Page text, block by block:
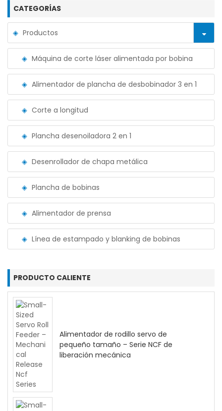
CATEGORÍAS
Productos
Máquina de corte láser alimentada por bobina
Alimentador de plancha de desbobinador 3 en 1
Corte a longitud
Plancha desenoiladora 2 en 1
Desenrollador de chapa metálica
Plancha de bobinas
Alimentador de prensa
Línea de estampado y blanking de bobinas
PRODUCTO CALIENTE
Alimentador de rodillo servo de
pequeño tamaño – Serie NCF de
liberación mecánica